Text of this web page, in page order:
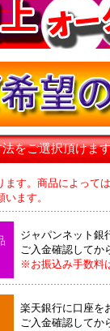
をご選択頂けま
す。商品によって
ます。
ジャパンネット銀
ご入金確認してか
※お振込み手数料
楽天銀行に口座を
ご入金確認してか